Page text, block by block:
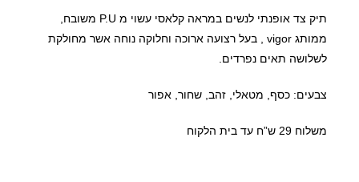
תיק צד אופנתי לנשים במראה קלאסי עשוי מ P.U משובח,
ממותג vigor , בעל רצועה ארוכה וחלוקה נוחה אשר מחולקת
לשלושה תאים נפרדים.
צבעים: כסף, מטאלי, זהב, שחור, אפור
משלוח 29 ש”ח עד בית הלקוח